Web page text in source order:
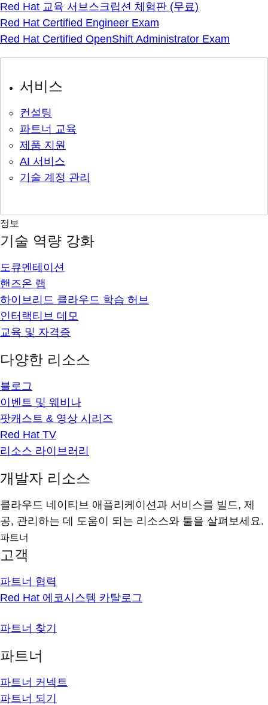
Red Hat 교육 서브스크립션 체험판 (무료)
Red Hat Certified Engineer Exam
Red Hat Certified OpenShift Administrator Exam
서비스
컨설팅
파트너 교육
제품 지원
AI 서비스
기술 계정 관리
정보
기술 역량 강화
도큐멘테이션
핸즈온 랩
하이브리드 클라우드 학습 허브
인터랙티브 데모
교육 및 자격증
다양한 리소스
블로그
이벤트 및 웨비나
팟캐스트 & 영상 시리즈
Red Hat TV
리소스 라이브러리
개발자 리소스
클라우드 네이티브 애플리케이션과 서비스를 빌드, 제
공, 관리하는 데 도움이 되는 리소스와 툴을 살펴보세요.
파트너
고객
파트너 협력
Red Hat 에코시스템 카탈로그
파트너 찾기
파트너
파트너 커넥트
파트너 되기